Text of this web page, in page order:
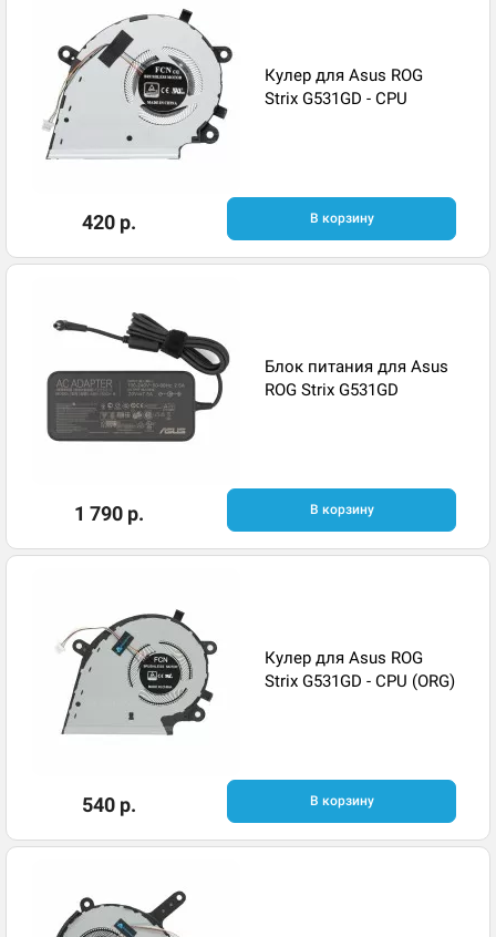
Кулер для Asus ROG
Strix G531GD - CPU
420 р. В корзину
Блок питания для Asus
ROG Strix G531GD
1 790 р. В корзину
Кулер для Asus ROG
Strix G531GD - CPU (ORG)
540 р. В корзину